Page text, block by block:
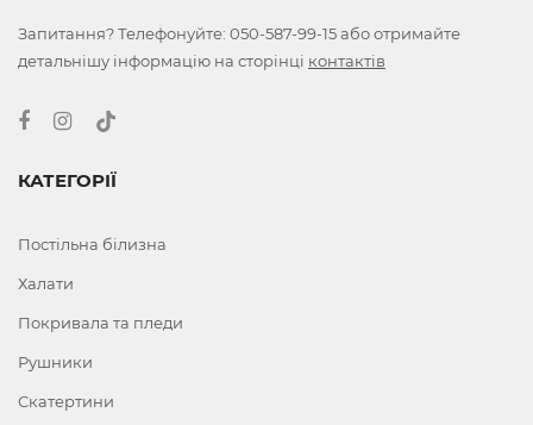
Запитання? Телефонуйте: 050-587-99-15або отримайте
детальнішу інформацію на сторінці контактів
КАТЕГОРІЇ
Постільна білизна
Халати
Покривала та пледи
Рушники
Скатертини